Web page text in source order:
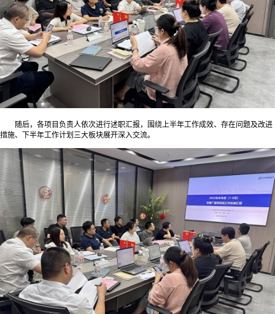
随后，各项目负责人依次进行述职汇报，围绕上半年工作成效、存在问题及改进
措施、下半年工作计划三大板块展开深入交流。